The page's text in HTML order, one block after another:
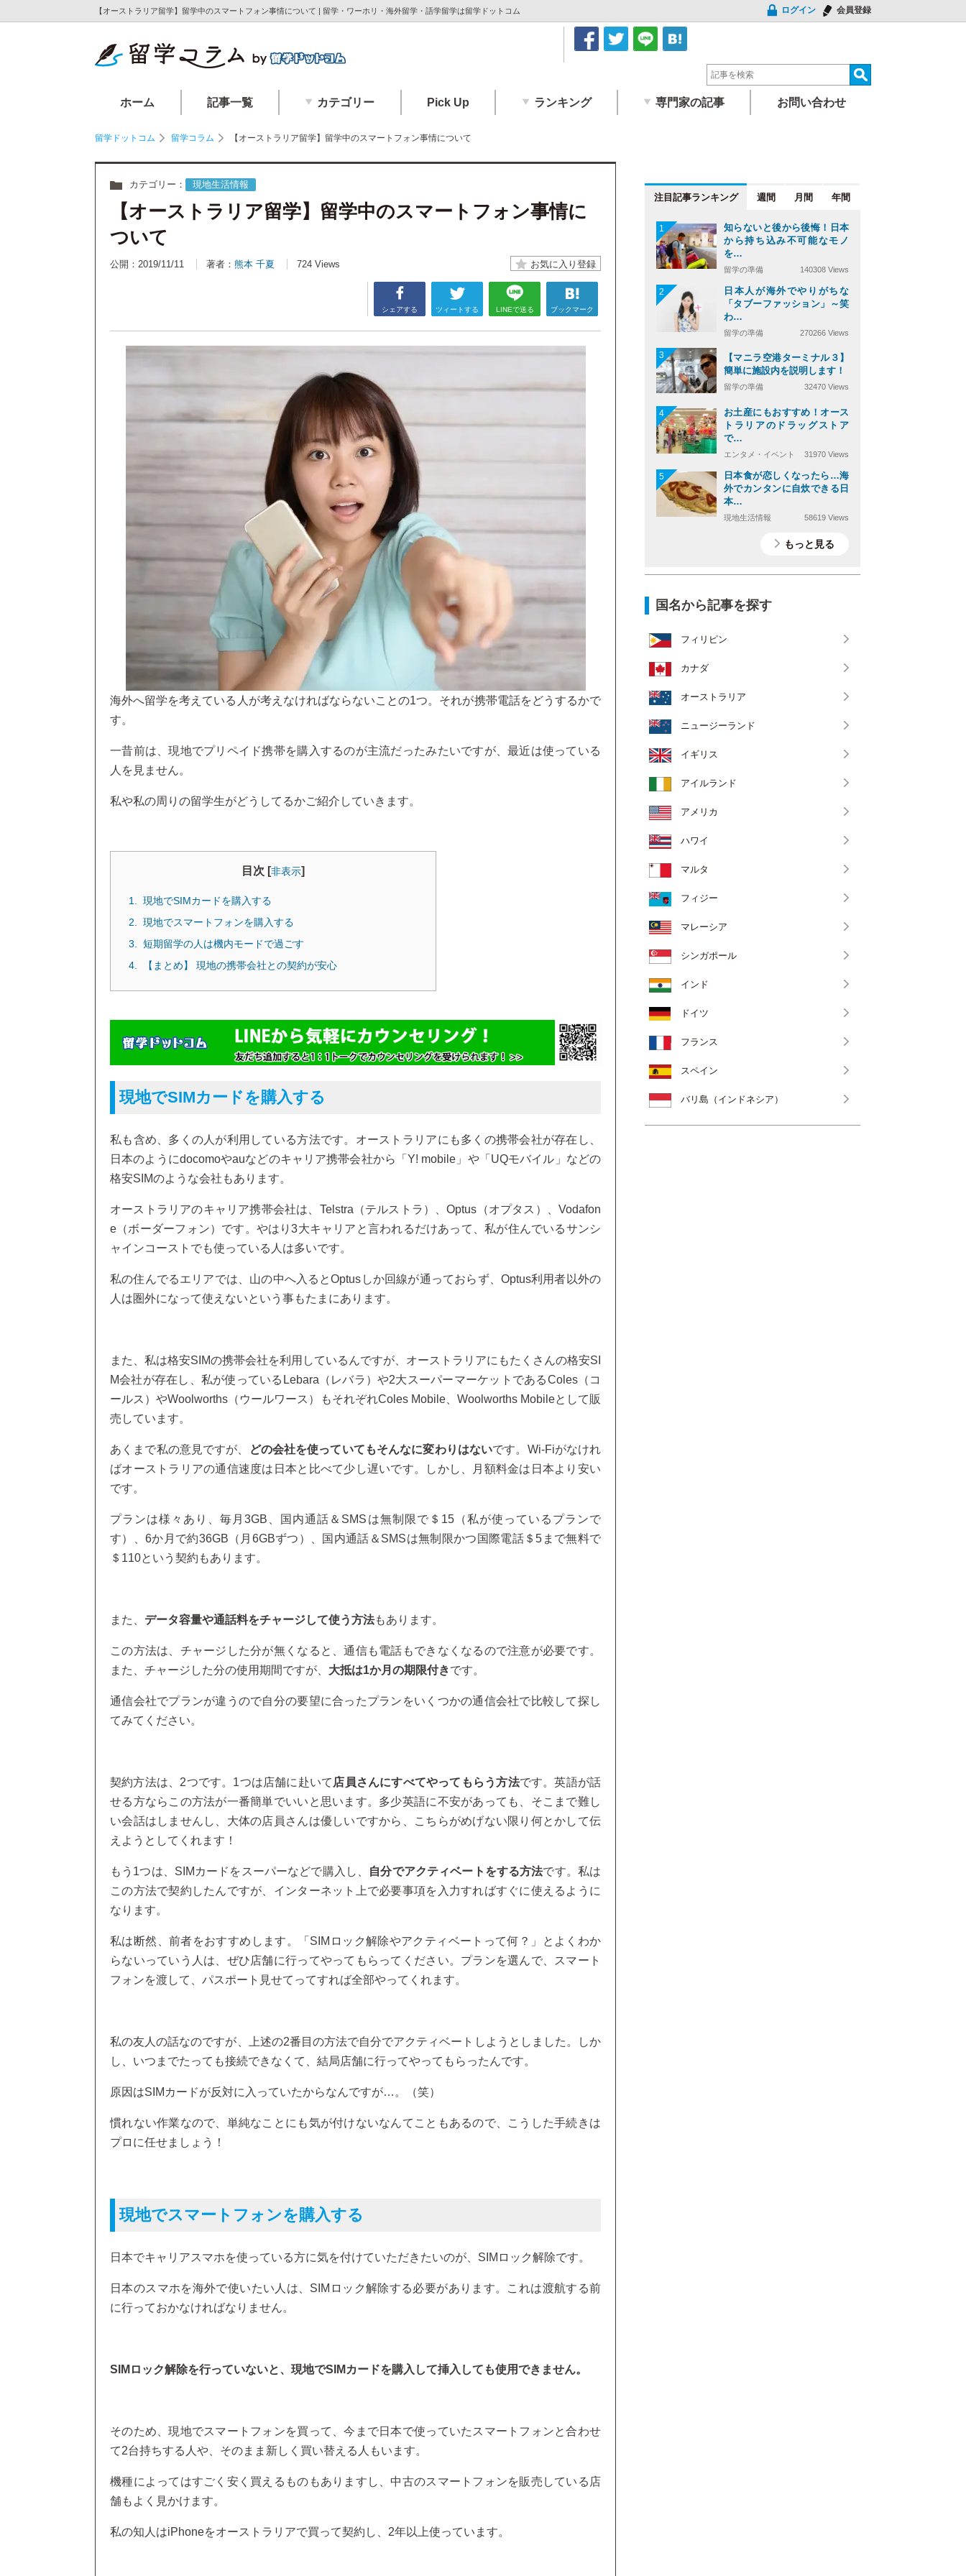
【オーストラリア留学】留学中のスマートフォン事情について | 留学・ワーホリ・海外留学・語学留学は留学ドットコム ログイン 会員登録
ホーム 記事一覧 カテゴリー Pick Up ランキング 専門家の記事 お問い合わせ
留学ドットコム 留学コラム 【オーストラリア留学】留学中のスマートフォン事情について
カテゴリー： 現地生活情報
【オーストラリア留学】留学中のスマートフォン事情に
ついて
公開：2019/11/11 著者： 熊本 千夏 724 Views
シェアする ツィートする LINEで送る ブックマーク
海外へ留学を考えている人が考えなければならないことの1つ。それが携帯電話をどうするかで
す。
一昔前は、現地でプリペイド携帯を購入するのが主流だったみたいですが、最近は使っている
人を見ません。
私や私の周りの留学生がどうしてるかご紹介していきます。
目次 [非表示]
現地でSIMカードを購入する
現地でスマートフォンを購入する
短期留学の人は機内モードで過ごす
【まとめ】 現地の携帯会社との契約が安心
現地でSIMカードを購入する
私も含め、多くの人が利用している方法です。オーストラリアにも多くの携帯会社が存在し、
日本のようにdocomoやauなどのキャリア携帯会社から「Y! mobile」や「UQモバイル」などの
格安SIMのような会社もあります。
オーストラリアのキャリア携帯会社は、Telstra（テルストラ）、Optus（オプタス）、Vodafon
e（ボーダーフォン）です。やはり3大キャリアと言われるだけあって、私が住んでいるサンシ
ャインコーストでも使っている人は多いです。
私の住んでるエリアでは、山の中へ入るとOptusしか回線が通っておらず、Optus利用者以外の
人は圏外になって使えないという事もたまにあります。
また、私は格安SIMの携帯会社を利用しているんですが、オーストラリアにもたくさんの格安SI
M会社が存在し、私が使っているLebara（レバラ）や2大スーパーマーケットであるColes（コ
ールス）やWoolworths（ウールワース）もそれぞれColes Mobile、Woolworths Mobileとして販
売しています。
あくまで私の意見ですが、 どの会社を使っていてもそんなに変わりはないです。Wi-Fiがなけれ
ばオーストラリアの通信速度は日本と比べて少し遅いです。しかし、月額料金は日本より安い
です。
プランは様々あり、毎月3GB、国内通話＆SMSは無制限で＄15（私が使っているプランで
す）、6か月で約36GB（月6GBずつ）、国内通話＆SMSは無制限かつ国際電話＄5まで無料で
＄110という契約もあります。
また、 データ容量や通話料をチャージして使う方法もあります。
この方法は、チャージした分が無くなると、通信も電話もできなくなるので注意が必要です。
また、チャージした分の使用期間ですが、 大抵は1か月の期限付きです。
通信会社でプランが違うので自分の要望に合ったプランをいくつかの通信会社で比較して探し
てみてください。
契約方法は、2つです。1つは店舗に赴いて店員さんにすべてやってもらう方法です。英語が話
せる方ならこの方法が一番簡単でいいと思います。多少英語に不安があっても、そこまで難し
い会話はしませんし、大体の店員さんは優しいですから、こちらがめげない限り何とかして伝
えようとしてくれます！
もう1つは、SIMカードをスーパーなどで購入し、 自分でアクティベートをする方法です。私は
この方法で契約したんですが、インターネット上で必要事項を入力すればすぐに使えるように
なります。
私は断然、前者をおすすめします。「SIMロック解除やアクティベートって何？」とよくわか
らないっていう人は、ぜひ店舗に行ってやってもらってください。プランを選んで、スマート
フォンを渡して、パスポート見せてってすれば全部やってくれます。
私の友人の話なのですが、上述の2番目の方法で自分でアクティベートしようとしました。しか
し、いつまでたっても接続できなくて、結局店舗に行ってやってもらったんです。
原因はSIMカードが反対に入っていたからなんですが…。（笑）
慣れない作業なので、単純なことにも気が付けないなんてこともあるので、こうした手続きは
プロに任せましょう！
現地でスマートフォンを購入する
日本でキャリアスマホを使っている方に気を付けていただきたいのが、SIMロック解除です。
日本のスマホを海外で使いたい人は、SIMロック解除する必要があります。これは渡航する前
に行っておかなければなりません。
SIMロック解除を行っていないと、現地でSIMカードを購入して挿入しても使用できません。
そのため、現地でスマートフォンを買って、今まで日本で使っていたスマートフォンと合わせ
て2台持ちする人や、そのまま新しく買い替える人もいます。
機種によってはすごく安く買えるものもありますし、中古のスマートフォンを販売している店
舗もよく見かけます。
私の知人はiPhoneをオーストラリアで買って契約し、2年以上使っています。
注目記事 週間 月間 年間
1
知らないと後から後悔！日本
から持ち込み不可能なモノ
を…
留学の準備 140308 Views
2
日本人が海外でやりがちな
「タブーファッション」～笑
わ…
留学の準備 270266 Views
3
【マニラ空港ターミナル３】
簡単に施設内を説明します！
留学の準備 32470 Views
4
お土産にもおすすめ！オース
トラリアのドラッグストア
で…
エンタメ・イベント 31970 Views
5
日本食が恋しくなったら…海
外でカンタンに自炊できる日
本…
現地生活情報 58619 Views
もっと見る
国名から記事を探す
フィリピン
カナダ
オーストラリア
ニュージーランド
イギリス
アイルランド
アメリカ
ハワイ
マルタ
フィジー
マレーシア
シンガポール
インド
ドイツ
フランス
スペイン
バリ島（インドネシア）